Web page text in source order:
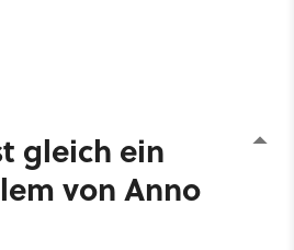
gleich ein
von Anno